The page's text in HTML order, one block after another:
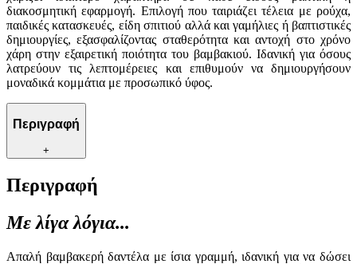
διακοσμητική εφαρμογή. Επιλογή που ταιριάζει τέλεια με ρούχα,
παιδικές κατασκευές, είδη σπιτιού αλλά και γαμήλιες ή βαπτιστικές
δημιουργίες, εξασφαλίζοντας σταθερότητα και αντοχή στο χρόνο
χάρη στην εξαιρετική ποιότητα του βαμβακιού. Ιδανική για όσους
λατρεύουν τις λεπτομέρειες και επιθυμούν να δημιουργήσουν
μοναδικά κομμάτια με προσωπικό ύφος.
Περιγραφή
+
Περιγραφή
Με λίγα λόγια...
Απαλή βαμβακερή δαντέλα με ίσια γραμμή, ιδανική για να δώσει